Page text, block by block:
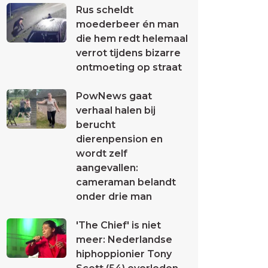
Rus scheldt
moederbeer én man
die hem redt helemaal
verrot tijdens bizarre
ontmoeting op straat
PowNews gaat
verhaal halen bij
berucht
dierenpension en
wordt zelf
aangevallen:
cameraman belandt
onder drie man
'The Chief' is niet
meer: Nederlandse
hiphoppionier Tony